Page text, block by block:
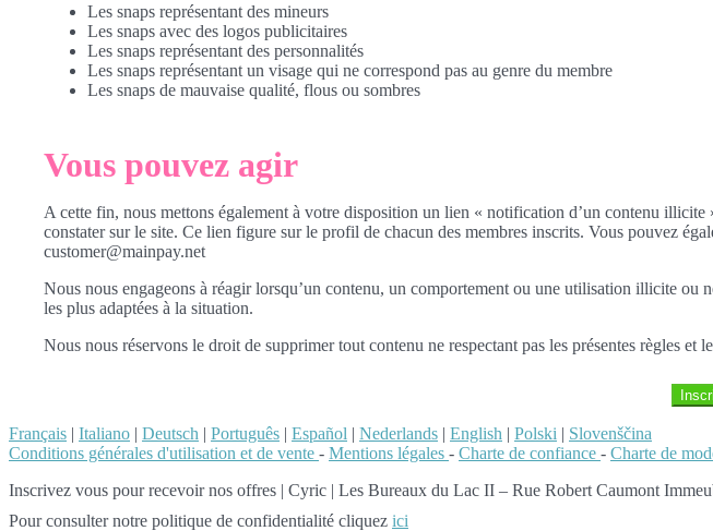
Les snaps représentant des mineurs
Les snaps avec des logos publicitaires
Les snaps représentant des personnalités
Les snaps représentant un visage qui ne correspond pas au genre du membre
Les snaps de mauvaise qualité, flous ou sombres
Vous pouvez agir
A cette fin, nous mettons également à votre disposition un lien « notification d’un contenu
constater sur le site. Ce lien figure sur le profil de chacun des membres inscrits. Vous pouvez
customer@mainpay.net
Nous nous engageons à réagir lorsqu’un contenu, un comportement ou une utilisation illicite ou
les plus adaptées à la situation.
Nous nous réservons le droit de supprimer tout contenu ne respectant pas les présentes règles et
Français | Italiano | Deutsch | Português | Español | Nederlands | English | Polski | Slovenščina
Conditions générales d'utilisation et de vente - Mentions légales - Charte de confiance - Charte de
Inscrivez vous pour recevoir nos offres | Cyric | Les Bureaux du Lac II – Rue Robert Caumont
Pour consulter notre politique de confidentialité cliquez ici